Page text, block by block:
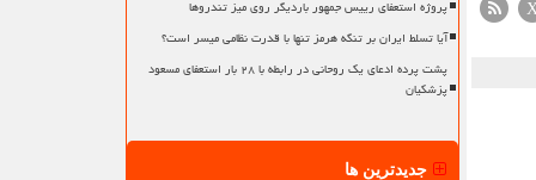
X
پروژه استعفای رییس جمهور باردیگر روی میز تندروها
آیا تسلط ایران بر تنگه هرمز تنها با قدرت نظامی میسر است؟
پشت پرده ادعای یک روحانی در رابطه با ۲۸ بار استعفای مسعود
پزشکیان
جدیدترین ها